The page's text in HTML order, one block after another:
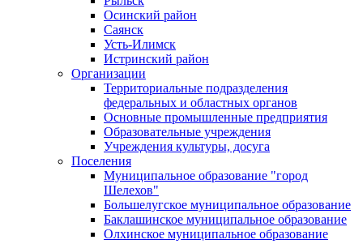
Осинский район
Саянск
Усть-Илимск
Истринский район
Организации
Территориальные подразделения
федеральных и областных органов
Основные промышленные предприятия
Образовательные учреждения
Учреждения культуры, досуга
Поселения
Муниципальное образование "город
Шелехов"
Большелугское муниципальное образование
Баклашинское муниципальное образование
Олхинское муниципальное образование